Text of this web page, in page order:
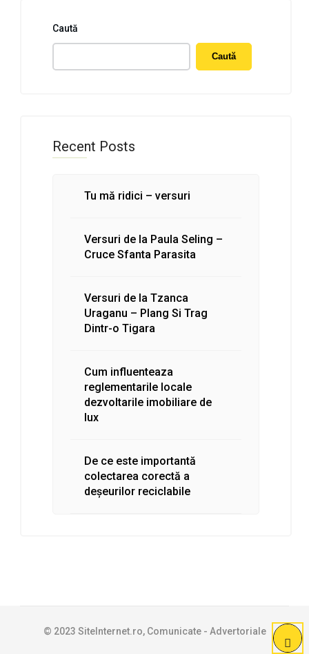
Caută
Caută
Recent Posts
Tu mă ridici – versuri
Versuri de la Paula Seling –
Cruce Sfanta Parasita
Versuri de la Tzanca
Uraganu – Plang Si Trag
Dintr-o Tigara
Cum influenteaza
reglementarile locale
dezvoltarile imobiliare de
lux
De ce este importantă
colectarea corectă a
deșeurilor reciclabile
© 2023 SiteInternet.ro, Comunicate - Advertoriale